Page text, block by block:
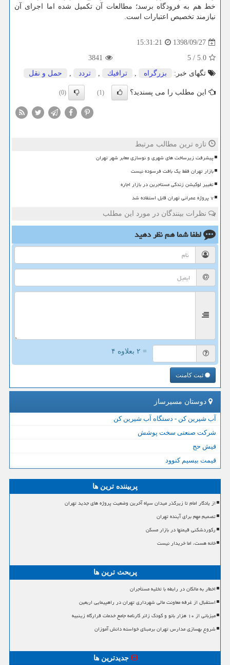
خط هم به فرودگاه برسد؛ مطالعات آن تكمیل شده اما اجرای آن
نیازمند تخصیص اعتبارات است.
1398/09/27
15:31:21
5.0
/
5
3841
تگهای خبر:
بزرگراه , ترافیك , تردد , حمل و نقل
این مطلب را می پسندید؟ (1)
(0)
تازه ترین مطالب مرتبط
پیشرفت زیرساخت های شهری و نوسازی معابر شهر تهران
بازار تهران فقط یک بافت فرسوده نیست
تغییر لوکیشن زندگی مستاجرین در بازار اجاره
۷ پروژه عمرانی تهران قابل استفاده شد
نظرات بینندگان در مورد این مطلب
لطفا شما همنظر دهید
= ۲ بعلاوه ۴
ثبت کامنت
دوستان مسیرساز
آب شیرین کن - دستگاه آب شیرین کن
شرکت صنعتی سخت پوشش
فیش حج
قیمت بیسیم کنوود
پربیننده ترین ها
از یادگار امام تا زیرگذر میدان سپاه آخرین وضعیت پروژه های جدید تهران
تصمیم مهم برای آینده تهران
رکوردشکنی قیمتها در بازار مسکن
خانه هست، اما خریدار نیست
پربحث ترین ها
اخطار به مالکان در رابطه با تخلیه مستأجران
استقبال از غرفه معاونت مالی شهرداری تهران در راهپیمایی اربعین
میزبانی از ۱۰ هزار بانو و کودک زائر کارنامه جامع خدمات قرارگاه زینبیه
شروع بهسازی مدارس تهران برمبنای خواسته دانش آموزان
جدیدترین ها